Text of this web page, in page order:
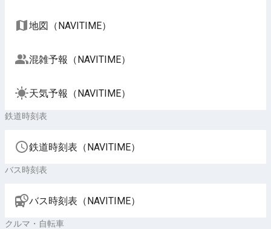
地図（NAVITIME）
混雑予報（NAVITIME）
天気予報（NAVITIME）
鉄道時刻表
鉄道時刻表（NAVITIME）
バス時刻表
バス時刻表（NAVITIME）
クルマ・自転車